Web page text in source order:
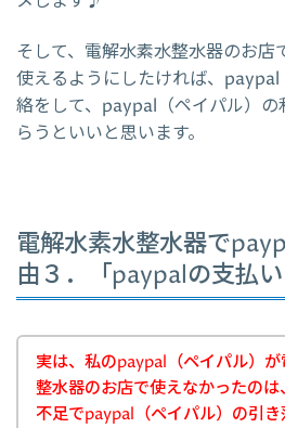
そして、電解水素水整水器のお
使えるようにしたければ、
絡をして、paypal（ペイパル）の
らうといいと思います。
電解水素水整水器で
由３．「paypalの支払い
実は、私のpaypal（ペイパル）
整水器のお店で使えなかったの
不足でpaypal（ペイパル）の引き